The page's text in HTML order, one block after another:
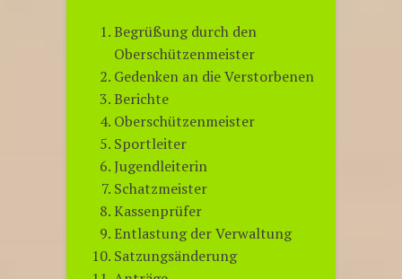
Begrüßung durch den
Oberschützenmeister
Gedenken an die Verstorbenen
Berichte
Oberschützenmeister
Sportleiter
Jugendleiterin
Schatzmeister
Kassenprüfer
Entlastung der Verwaltung
Satzungsänderung